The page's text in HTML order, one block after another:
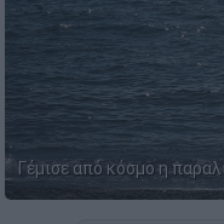
Γέμισε από κόσμο η